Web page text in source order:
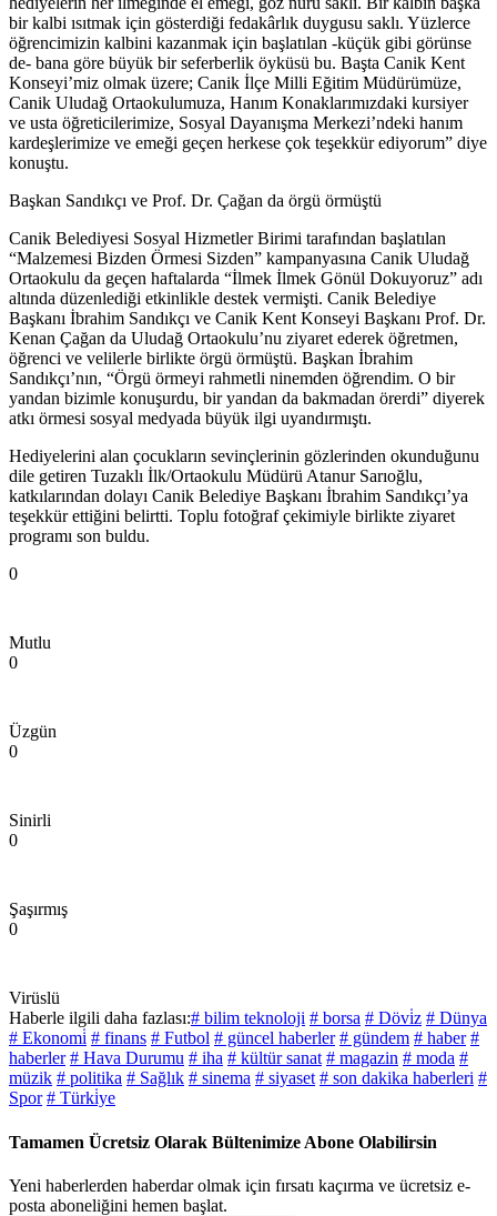
bir kalbi ısıtmak için gösterdiği fedakârlık duygusu saklı. Yüzlerce
öğrencimizin kalbini kazanmak için başlatılan -küçük gibi görünse
de- bana göre büyük bir seferberlik öyküsü bu. Başta Canik Kent
Konseyi’miz olmak üzere; Canik İlçe Milli Eğitim Müdürümüze,
Canik Uludağ Ortaokulumuza, Hanım Konaklarımızdaki kursiyer
ve usta öğreticilerimize, Sosyal Dayanışma Merkezi’ndeki hanım
kardeşlerimize ve emeği geçen herkese çok teşekkür ediyorum” diye
konuştu.
Başkan Sandıkçı ve Prof. Dr. Çağan da örgü örmüştü
Canik Belediyesi Sosyal Hizmetler Birimi tarafından başlatılan
“Malzemesi Bizden Örmesi Sizden” kampanyasına Canik Uludağ
Ortaokulu da geçen haftalarda “İlmek İlmek Gönül Dokuyoruz” adı
altında düzenlediği etkinlikle destek vermişti. Canik Belediye
Başkanı İbrahim Sandıkçı ve Canik Kent Konseyi Başkanı Prof. Dr.
Kenan Çağan da Uludağ Ortaokulu’nu ziyaret ederek öğretmen,
öğrenci ve velilerle birlikte örgü örmüştü. Başkan İbrahim
Sandıkçı’nın, “Örgü örmeyi rahmetli ninemden öğrendim. O bir
yandan bizimle konuşurdu, bir yandan da bakmadan örerdi” diyerek
atkı örmesi sosyal medyada büyük ilgi uyandırmıştı.
Hediyelerini alan çocukların sevinçlerinin gözlerinden okunduğunu
dile getiren Tuzaklı İlk/Ortaokulu Müdürü Atanur Sarıoğlu,
katkılarından dolayı Canik Belediye Başkanı İbrahim Sandıkçı’ya
teşekkür ettiğini belirtti. Toplu fotoğraf çekimiyle birlikte ziyaret
programı son buldu.
0
Mutlu
0
Üzgün
0
Sinirli
0
Şaşırmış
0
Virüslü
Haberle ilgili daha fazlası:# bilim teknoloji # borsa # Dövi̇z # Dünya
# Ekonomi̇ # finans # Futbol # güncel haberler # gündem # haber #
haberler # Hava Durumu # iha # kültür sanat # magazin # moda #
müzik # politika # Sağlık # sinema # siyaset # son dakika haberleri #
Spor # Türki̇ye
Tamamen Ücretsiz Olarak Bültenimize Abone Olabilirsin
Yeni haberlerden haberdar olmak için fırsatı kaçırma ve ücretsiz e-
posta aboneliğini hemen başlat.